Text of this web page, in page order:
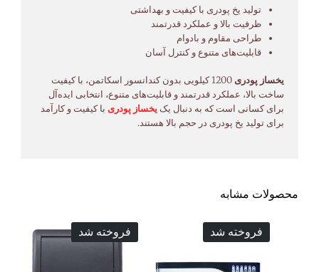
تولید یخ پودری با کیفیت و بهداشتی
ظرفیت بالا و عملکرد قدرتمند
طراحی مقاوم و بادوام
قابلیت‌های متنوع و کنترل آسان
یخساز پودری
1200 کیلویی بدون کندانسور اسکاتمن، با کیفیت
ساخت بالا، عملکرد قدرتمند و قابلیت‌های متنوع، انتخابی ایده‌آل
برای کسانی است که به دنبال یک یخساز پودری با کیفیت و کارآمد
برای تولید یخ پودری در حجم بالا هستند.
محصولات مشابه
فروخته شد فروخته شد